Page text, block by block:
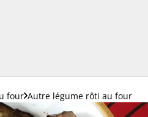
four Autre légume rôti au four